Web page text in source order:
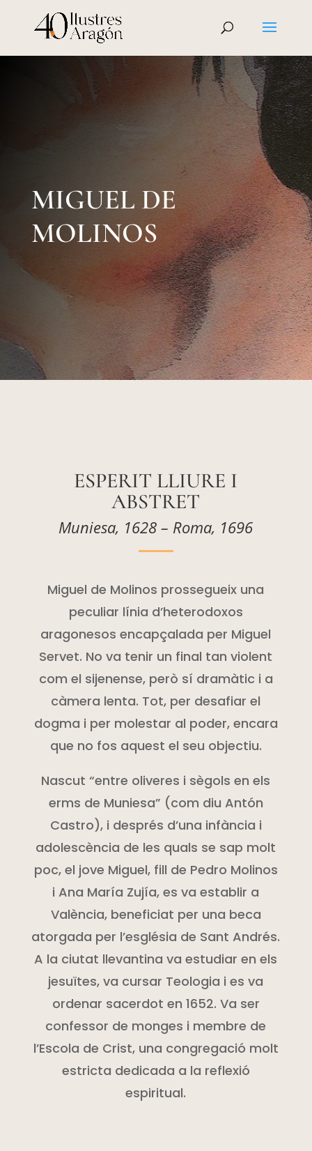
MIGUEL DE
MOLINOS
ESPERIT LLIURE I
ABSTRET
Muniesa, 1628 – Roma, 1696
Miguel de Molinos prossegueix una
peculiar línia d’heterodoxos
aragonesos encapçalada per Miguel
Servet. No va tenir un final tan violent
com el sijenense, però sí dramàtic i a
càmera lenta. Tot, per desafiar el
dogma i per molestar al poder, encara
que no fos aquest el seu objectiu.
Nascut “entre oliveres i sègols en els
erms de Muniesa” (com diu Antón
Castro), i després d’una infància i
adolescència de les quals se sap molt
poc, el jove Miguel, fill de Pedro Molinos
i Ana María Zujía, es va establir a
València, beneficiat per una beca
atorgada per l’església de Sant Andrés.
A la ciutat llevantina va estudiar en els
jesuïtes, va cursar Teologia i es va
ordenar sacerdot en 1652. Va ser
confessor de monges i membre de
l’Escola de Crist, una congregació molt
estricta dedicada a la reflexió
espiritual.